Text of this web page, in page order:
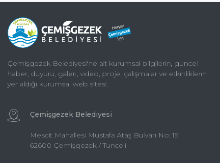
Çemişgezek Belediyesi'ne ait kurumsal bilgilerin, güncel
haber, duyuru, galeri, video, proje, çalışmalar ve etkinliklerin
yer aldığı kurumsal web sitesi.
Çemişgezek Belediyesi
Mescit Mahallesi Mustafa Ataş Bulvarı No: 19
62600 Çemişgezek / Tunceli